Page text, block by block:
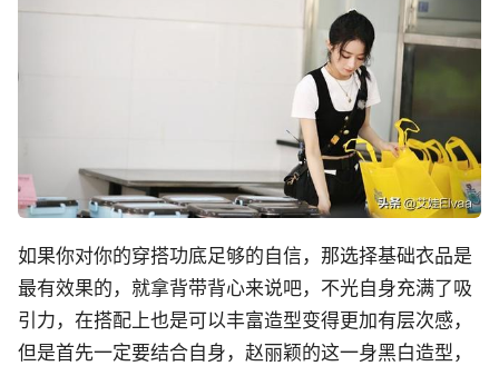
如果你对你的穿搭功底足够的自信，那选择基础衣品是
最有效果的，就拿背带背心来说吧，不光自身充满了吸
引力，在搭配上也是可以丰富造型变得更加有层次感，
但是首先一定要结合自身，赵丽颖的这一身黑白造型，